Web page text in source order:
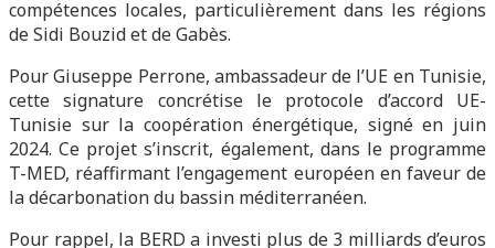
compétences locales, particulièrement dans les régions
de Sidi Bouzid et de Gabès.
Pour Giuseppe Perrone, ambassadeur de l’UE en Tunisie,
cette signature concrétise le protocole d’accord UE-
Tunisie sur la coopération énergétique, signé en juin
2024. Ce projet s’inscrit, également, dans le programme
T-MED, réaffirmant l’engagement européen en faveur de
la décarbonation du bassin méditerranéen.
Pour rappel, la BERD a investi plus de 3 milliards d’euros